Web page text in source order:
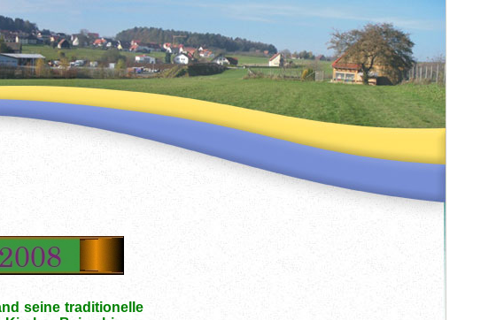
seine traditionelle